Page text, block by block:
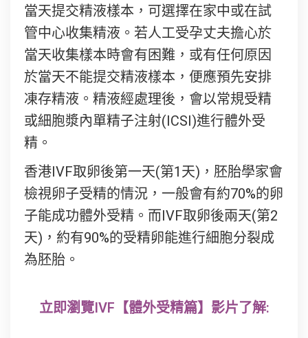
當天提交精液樣本，可選擇在家中或在試
管中心收集精液。若人工受孕丈夫擔心於
當天收集樣本時會有困難，或有任何原因
於當天不能提交精液樣本，便應預先安排
凍存精液。精液經處理後，會以常規受精
或細胞漿內單精子注射(ICSI)進行體外受
精。
香港IVF取卵後第一天(第1天)，胚胎學家會
檢視卵子受精的情況，一般會有約70%的卵
子能成功體外受精。而IVF取卵後兩天(第2
天)，約有90%的受精卵能進行細胞分裂成
為胚胎。
立即瀏覽IVF【體外受精篇】影片了解: